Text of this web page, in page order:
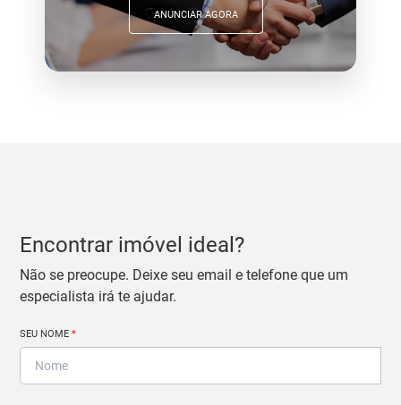
ANUNCIAR AGORA
Encontrar imóvel ideal?
Não se preocupe. Deixe seu email e telefone que um
especialista irá te ajudar.
SEU NOME*